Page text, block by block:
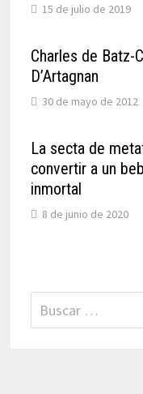
15 de julio de 2019
Charles de Batz-
D’Artagnan
30 de mayo de 2012
La secta de
convertir a un
inmortal
8 de junio de 2020
Buscar: